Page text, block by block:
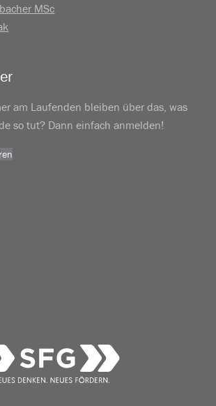
MSc
am Laufenden bleiben über das, was
so tut? Dann einfach anmelden!